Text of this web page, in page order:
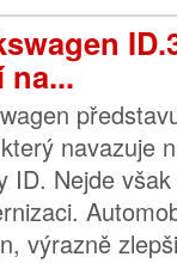
na...
navazuje
ID. Nejde
výrazně